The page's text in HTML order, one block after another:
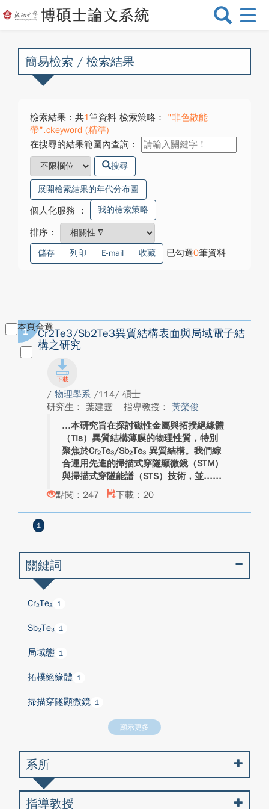
選
換
簡易檢索 / 檢索結果
檢索結果：共1筆資料 檢索策略：
"非色散能
帶".ckeyword (精準)
在搜尋的結果範圍內查詢：
搜尋
展開檢索結果的年代分布圖
個人化服務 ： 我的檢索策略
排序：
儲存 列印 E-mail 收藏 已勾選0筆資料
本頁全選
1
Cr2Te3/Sb2Te3異質結構表面與局域電子結
構之研究
/ 物理學系 /114/ 碩士
研究生： 葉建霆
指導教授： 黃榮俊
本研究旨在探討磁性金屬與拓撲絕緣體
（TIs）異質結構薄膜的物理性質，特別
聚焦於Cr₂Te₃/Sb₂Te₃ 異質結構。我們綜
合運用先進的掃描式穿隧顯微鏡（STM）
與掃描式穿隧能譜（STS）技術，並...
點閱：247
下載：20
1
關鍵詞
Cr₂Te₃ 1
Sb₂Te₃ 1
局域態 1
拓樸絕緣體 1
掃描穿隧顯微鏡 1
顯示更多
系所
指導教授